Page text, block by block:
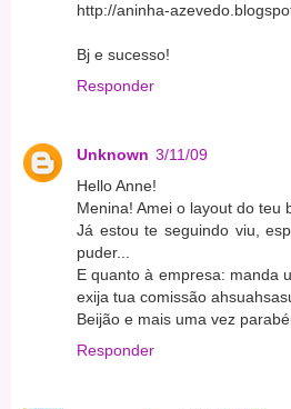
http://aninha-
Bj e sucesso!
Responder
Unknown 3/11/09
Hello Anne!
Menina! Amei o layout do teu
Já estou te seguindo viu,
puder...
E quanto à empresa: manda
exija tua comissão
Beijão e mais uma vez
Responder